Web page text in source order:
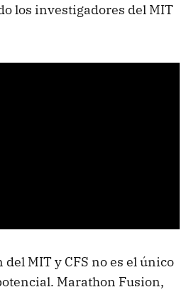
los investigadores del MIT
MIT y CFS no es el único
Marathon Fusion,